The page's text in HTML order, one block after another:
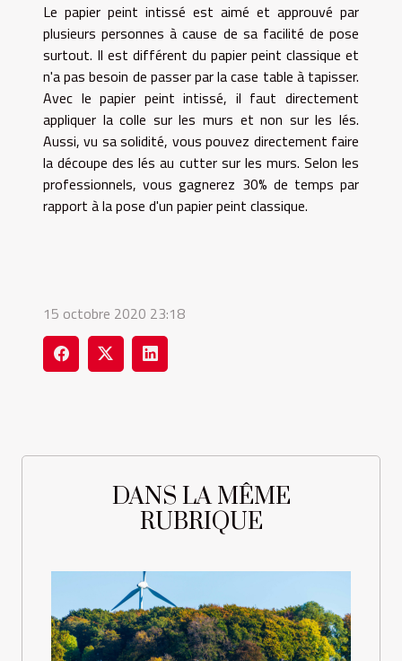
Le papier peint intissé est aimé et approuvé par
plusieurs personnes à cause de sa facilité de pose
surtout. Il est différent du papier peint classique et
n'a pas besoin de passer par la case table à tapisser.
Avec le papier peint intissé, il faut directement
appliquer la colle sur les murs et non sur les lés.
Aussi, vu sa solidité, vous pouvez directement faire
la découpe des lés au cutter sur les murs. Selon les
professionnels, vous gagnerez 30% de temps par
rapport à la pose d'un papier peint classique.
15 octobre 2020 23:18
DANS LA MÊME
RUBRIQUE